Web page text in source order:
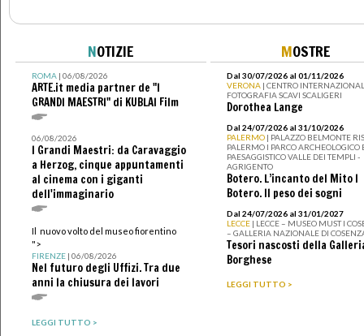
NOTIZIE
ROMA| 06/08/2026
ARTE.it media partner de "I
GRANDI MAESTRI" di KUBLAI Film
06/08/2026
I Grandi Maestri: da Caravaggio
a Herzog, cinque appuntamenti
al cinema con i giganti
dell'immaginario
Il nuovo volto del museo fiorentino
">
FIRENZE| 06/08/2026
Nel futuro degli Uffizi. Tra due
anni la chiusura dei lavori
LEGGI TUTTO >
MOSTRE
Dal 30/07/2026 al 01/11/2026
VERONA | CENTRO
FOTOGRAFIA SCAVI SCALIGERI
Dorothea Lange
Dal 24/07/2026 al 31/10/2026
PALERMO | PALAZZO BELMONTE
PALERMO I PARCO ARCHEOLOGICO
PAESAGGISTICO VALLE DEI TEMPLI -
AGRIGENTO
Botero. L’incanto del Mito I
Botero. Il peso dei sogni
Dal 24/07/2026 al 31/01/2027
LECCE | LECCE – MUSEO MUST I
– GALLERIA NAZIONALE DI
Tesori nascosti della
Borghese
LEGGI TUTTO >